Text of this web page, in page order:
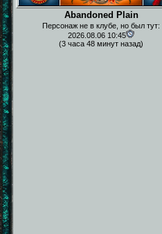
Abandoned Plain
Персонаж не в клубе, но был тут:
2026.08.06 10:45
(3 часа 48 минут назад)